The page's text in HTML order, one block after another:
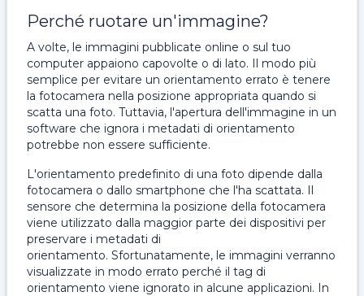
Perché ruotare un'immagine?
A volte, le immagini pubblicate online o sul tuo
computer appaiono capovolte o di lato. Il modo più
semplice per evitare un orientamento errato è tenere
la fotocamera nella posizione appropriata quando si
scatta una foto. Tuttavia, l'apertura dell'immagine in un
software che ignora i metadati di orientamento
potrebbe non essere sufficiente.
L'orientamento predefinito di una foto dipende dalla
fotocamera o dallo smartphone che l'ha scattata. Il
sensore che determina la posizione della fotocamera
viene utilizzato dalla maggior parte dei dispositivi per
preservare i metadati di
orientamento. Sfortunatamente, le immagini verranno
visualizzate in modo errato perché il tag di
orientamento viene ignorato in alcune applicazioni. In